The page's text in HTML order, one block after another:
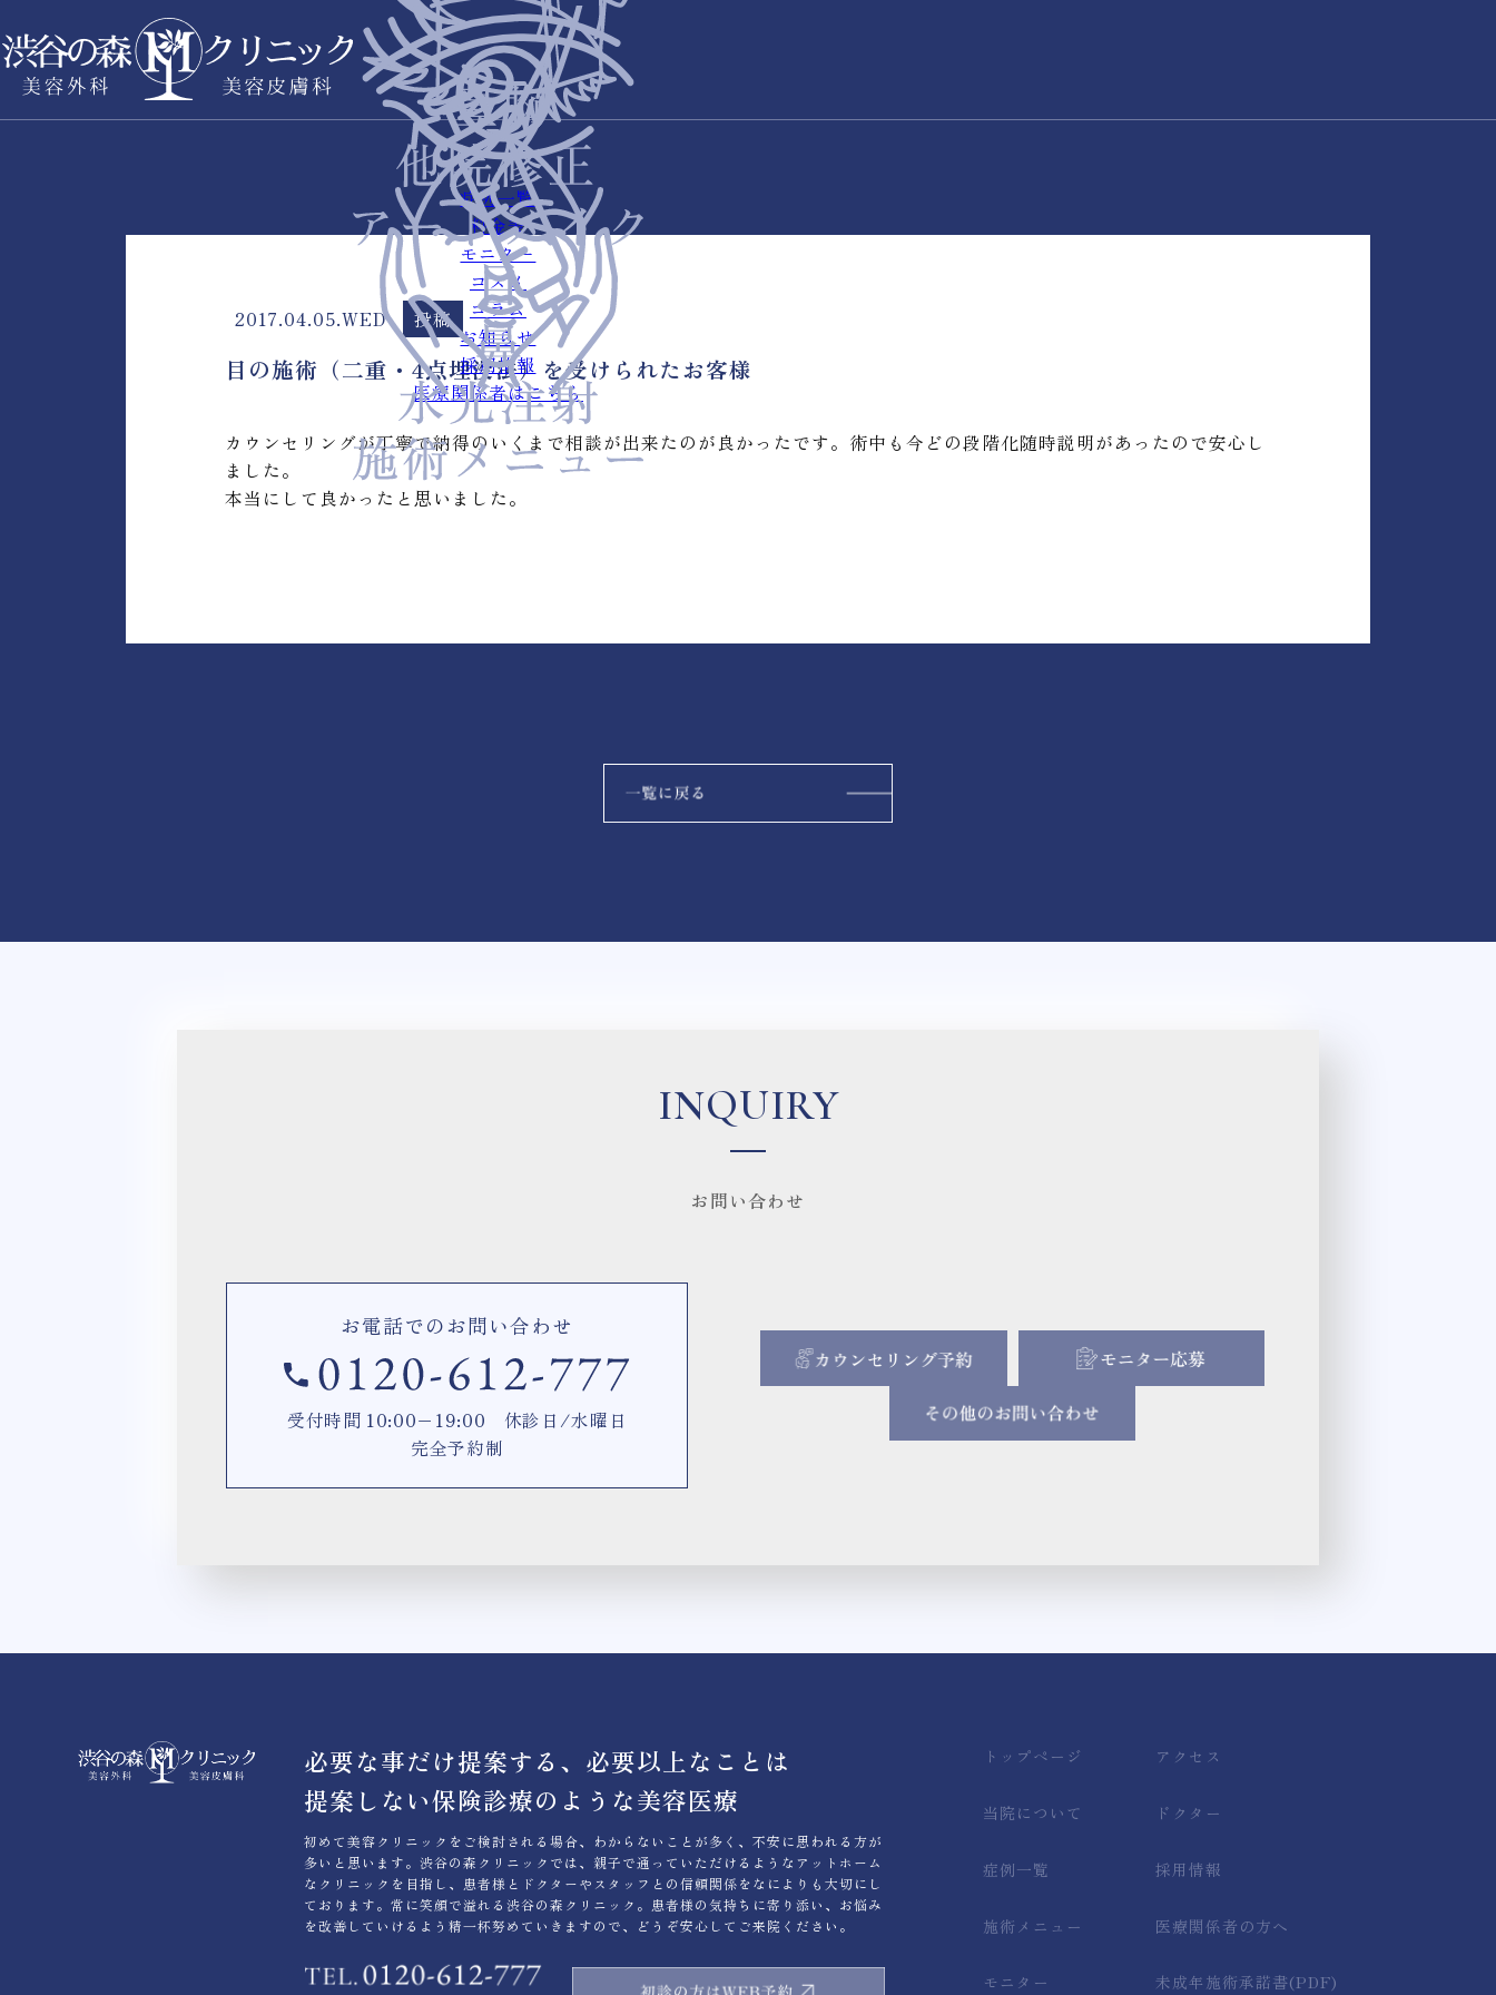
症例一覧
料金表
モニター
コスメ
コラム
お知らせ
採用情報
医療関係者はこちら
2017.04.05.WED 投稿
目の施術（二重・4点埋没法）を受けられたお客様
カウンセリングが丁寧で納得のいくまで相談が出来たのが良かったです。術中も今どの段階化随時説明があったので安心し
ました。
本当にして良かったと思いました。
INQUIRY
お問い合わせ
お電話でのお問い合わせ
受付時間 10:00−19:00 休診日/水曜日
完全予約制
必要な事だけ提案する、必要以上なことは
提案しない保険診療のような美容医療
初めて美容クリニックをご検討される場合、わからないことが多く、不安に思われる方が
多いと思います。渋谷の森クリニックでは、親子で通っていただけるようなアットホーム
なクリニックを目指し、患者様とドクターやスタッフとの信頼関係をなによりも大切にし
ております。常に笑顔で溢れる渋谷の森クリニック。患者様の気持ちに寄り添い、お悩み
を改善していけるよう精一杯努めていきますので、どうぞ安心してご来院ください。
トップページ
当院について
症例一覧
施術メニュー
モニター
アクセス
ドクター
採用情報
医療関係者の方へ
未成年施術承諾書(PDF)